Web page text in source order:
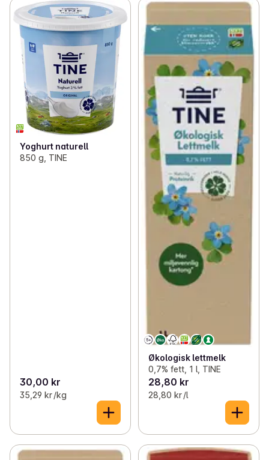
Yoghurt naturell
850 g, TINE
30,00 kr
35,29 kr /kg
Økologisk lettmelk
0,7% fett, 1 l, TINE
28,80 kr
28,80 kr /l